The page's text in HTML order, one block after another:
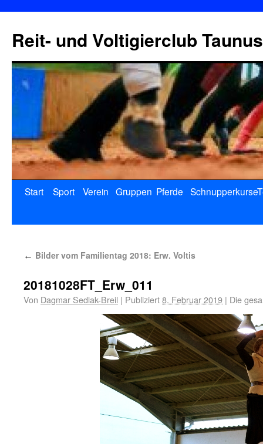
Reit- und Voltigierclub
Start Sport Verein Gruppen Pferde Schnupperkurse
← Bilder vom Familientag 2018: Erw. Voltis
20181028FT_Erw_011
Von Dagmar Sedlak-Breil | Publiziert8. Februar 2019 | Die